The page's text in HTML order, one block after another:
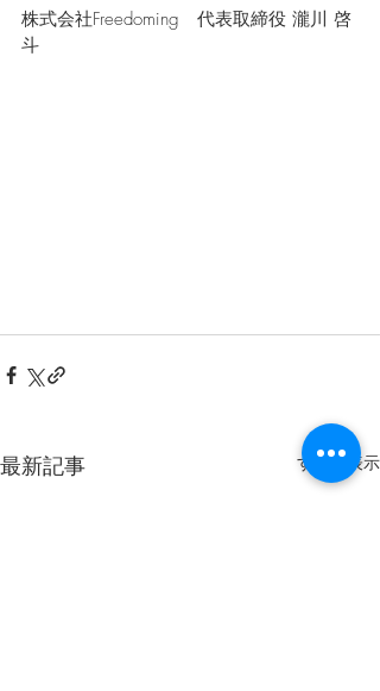
株式会社Freedoming 代表取締役 瀧川 啓
斗
最新記事 すべて表示